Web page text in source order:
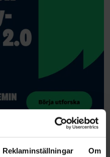
Reklaminställningar Om